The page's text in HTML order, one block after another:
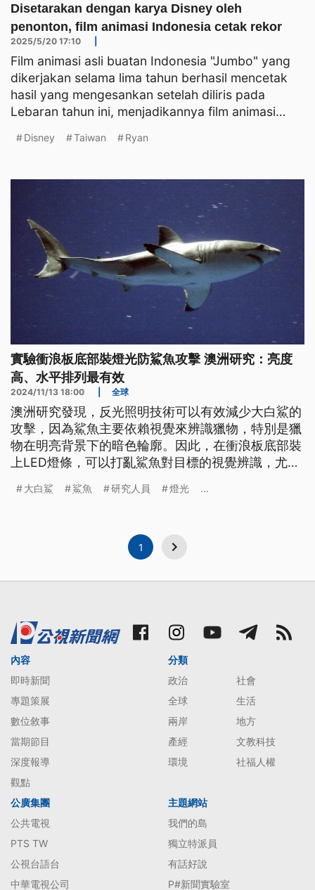
Disetarakan dengan karya Disney oleh
penonton, film animasi Indonesia cetak rekor
2025/5/20 17:10
Film animasi asli buatan Indonesia "Jumbo" yang
dikerjakan selama lima tahun berhasil mencetak
hasil yang mengesankan setelah diliris pada
Lebaran tahun ini, menjadikannya film animasi
Disney Taiwan Ryan
實驗衝浪板底部裝燈光防鯊魚攻擊 澳洲研究：亮度
高、水平排列最有效
2024/11/13 18:00 全球
澳洲研究發現，反光照明技術可以有效減少大白鯊的
攻擊，因為鯊魚主要依賴視覺來辨識獵物，特別是獵
物在明亮背景下的暗色輪廓。因此，在衝浪板底部裝
上LED燈條，可以打亂鯊魚對目標的視覺辨識，尤其
大白鯊 鯊魚 研究人員 燈光 ...
1
內容
即時新聞
專題策展
數位敘事
當期節目
深度報導
觀點
分類
政治
社會
全球
生活
兩岸
地方
產經
文教科技
環境
社福人權
公廣集團
公共電視
PTS TW
公視台語台
中華電視公司
主題網站
我們的島
獨立特派員
有話好說
P#新聞實驗室